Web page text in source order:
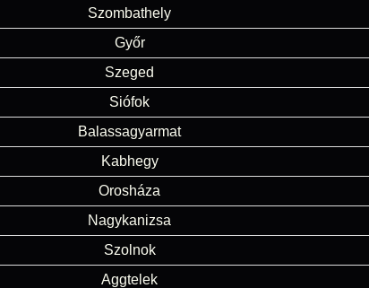
Szombathely
Győr
Szeged
Siófok
Balassagyarmat
Kabhegy
Orosháza
Nagykanizsa
Szolnok
Aggtelek